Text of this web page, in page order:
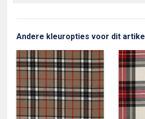
Andere kleuropties voor dit artikel